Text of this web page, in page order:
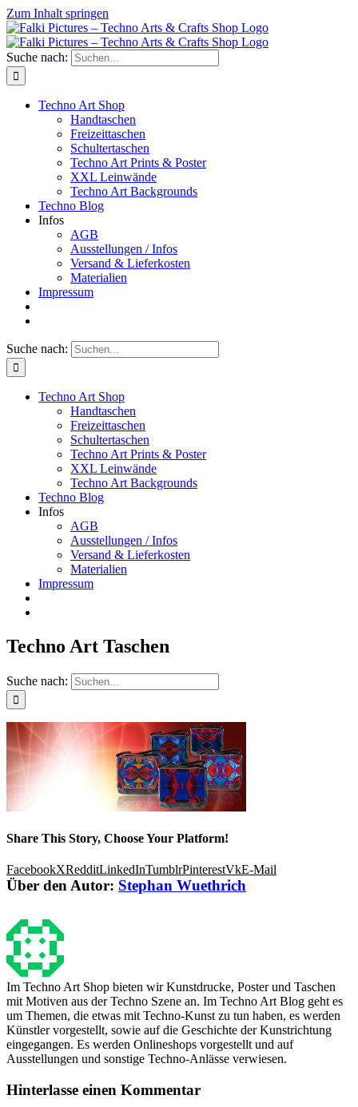
Zum Inhalt springen
Suche nach:
Techno Art Shop
Handtaschen
Freizeittaschen
Schultertaschen
Techno Art Prints & Poster
XXL Leinwände
Techno Art Backgrounds
Techno Blog
Infos
AGB
Ausstellungen / Infos
Versand & Lieferkosten
Materialien
Impressum
Suche nach:
Techno Art Shop
Handtaschen
Freizeittaschen
Schultertaschen
Techno Art Prints & Poster
XXL Leinwände
Techno Art Backgrounds
Techno Blog
Infos
AGB
Ausstellungen / Infos
Versand & Lieferkosten
Materialien
Impressum
Techno Art Taschen
Suche nach:
Share This Story, Choose Your Platform!
FacebookXRedditLinkedInTumblrPinterestVkE-Mail
Über den Autor: Stephan Wuethrich
Im Techno Art Shop bieten wir Kunstdrucke, Poster und Taschen
mit Motiven aus der Techno Szene an. Im Techno Art Blog geht es
um Themen, die etwas mit Techno-Kunst zu tun haben, es werden
Künstler vorgestellt, sowie auf die Geschichte der Kunstrichtung
eingegangen. Es werden Onlineshops vorgestellt und auf
Ausstellungen und sonstige Techno-Anlässe verwiesen.
Hinterlasse einen Kommentar